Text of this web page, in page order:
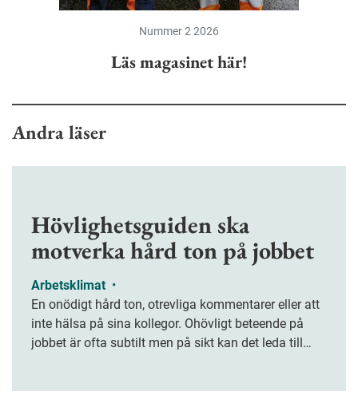
Nummer 2 2026
Läs magasinet här!
Andra läser
Hövlighetsguiden ska
motverka hård ton på jobbet
Arbetsklimat •
En onödigt hård ton, otrevliga kommentarer eller att
inte hälsa på sina kollegor. Ohövligt beteende på
jobbet är ofta subtilt men på sikt kan det leda till